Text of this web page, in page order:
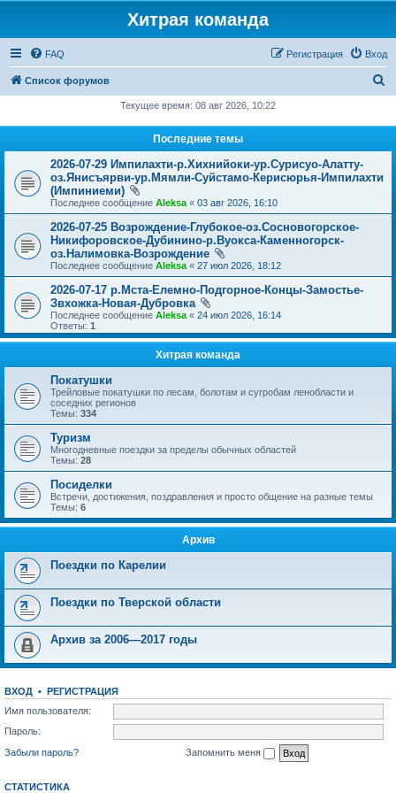
Хитрая команда
FAQ Вход
Регистрация
Список форумов
Текущее время: 08 авг 2026, 10:22
Последние темы
2026-07-29 Импилахти-р.Хихнийоки-ур.Сурисуо-Алатту-
оз.Янисъярви-ур.Мямли-Суйстамо-Керисюрья-Импилахти
(Импиниеми)
Последнее сообщение Aleksa « 03 авг 2026, 16:10
2026-07-25 Возрождение-Глубокое-оз.Сосновогорское-
Никифоровское-Дубинино-р.Вуокса-Каменногорск-
оз.Налимовка-Возрождение
Последнее сообщение Aleksa « 27 июл 2026, 18:12
2026-07-17 р.Мста-Елемно-Подгорное-Концы-Замостье-
Звхожка-Новая-Дубровка
Последнее сообщение Aleksa « 24 июл 2026, 16:14
Ответы: 1
Хитрая команда
Покатушки
Трейловые покатушки по лесам, болотам и сугробам ленобласти и
соседних регионов
Темы: 334
Туризм
Многодневные поездки за пределы обычных областей
Темы: 28
Посиделки
Встречи, достижения, поздравления и просто общение на разные темы
Темы: 6
Архив
Поездки по Карелии
Поездки по Тверской области
Архив за 2006—2017 годы
ВХОД • РЕГИСТРАЦИЯ
Имя пользователя:
Пароль:
Забыли пароль?
Запомнить меня
СТАТИСТИКА